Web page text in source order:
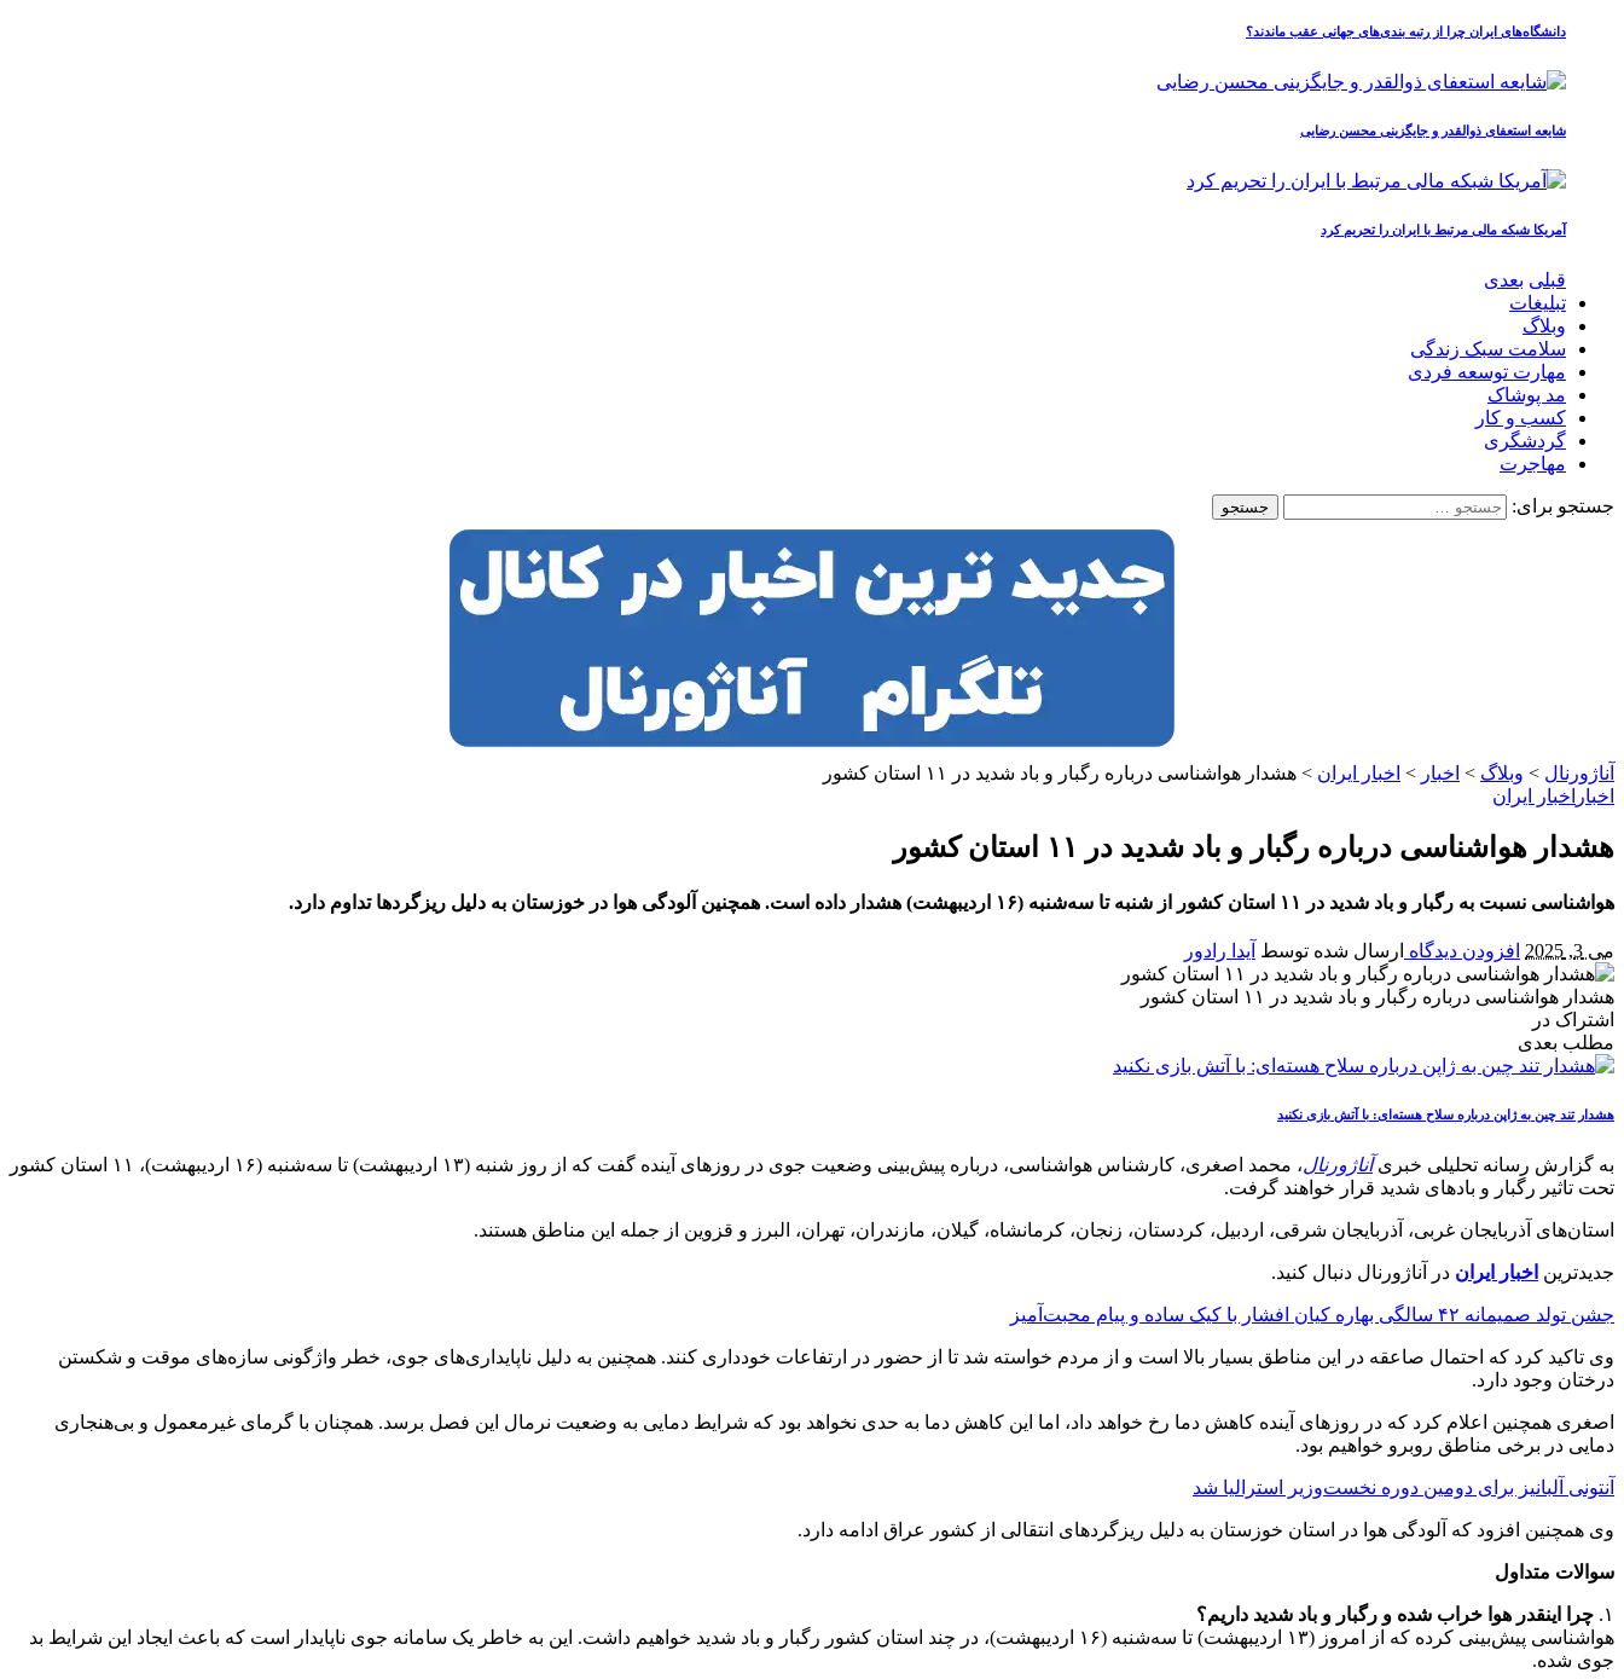
دانشگاه‌های ایران چرا از رتبه‌ بندی‌های جهانی عقب ماندند؟
شایعه استعفای ذوالقدر و جایگزینی محسن رضایی
آمریکا شبکه مالی مرتبط با ایران را تحریم کرد
قبلی بعدی
تبلیغات
وبلاگ
سلامت سبک زندگی
مهارت توسعه فردی
مد پوشاک
کسب و کار
گردشگری
مهاجرت
جستجو برای:
آناژورنال > وبلاگ > اخبار > اخبار ایران > هشدار هواشناسی درباره رگبار و باد شدید در ۱۱ استان کشور
اخبار اخبار ایران
هشدار هواشناسی درباره رگبار و باد شدید در ۱۱ استان کشور
هواشناسی نسبت به رگبار و باد شدید در ۱۱ استان کشور از شنبه تا سه‌شنبه (۱۶ اردیبهشت) هشدار داده است. همچنین آلودگی هوا در خوزستان به دلیل ریزگردها تداوم دارد.
می 3, 2025 افزودن دیدگاه ارسال شده توسط آیدا رادور
هشدار هواشناسی درباره رگبار و باد شدید در ۱۱ استان کشور
اشتراک در
مطلب بعدی
هشدار تند چین به ژاپن درباره سلاح هسته‌ای: با آتش بازی نکنید
به گزارش رسانه تحلیلی خبریآناژورنال
، محمد اصغری، کارشناس هواشناسی، درباره پیش‌بینی وضعیت جوی در روزهای آینده گفت که از روز شنبه (۱۳ اردیبهشت) تا سه‌شنبه (۱۶ اردیبهشت)، ۱۱ استان کشور
تحت تاثیر رگبار و بادهای شدید قرار خواهند گرفت.
استان‌های آذربایجان غربی، آذربایجان شرقی، اردبیل، کردستان، زنجان، کرمانشاه، گیلان، مازندران، تهران، البرز و قزوین از جمله این مناطق هستند.
جدیدترین اخبار ایران در آناژورنال دنبال کنید.
جشن تولد صمیمانه ۴۲ سالگی بهاره کیان افشار با کیک ساده و پیام محبت‌آمیز
وی تاکید کرد که احتمال صاعقه در این مناطق بسیار بالا است و از مردم خواسته شد تا از حضور در ارتفاعات خودداری کنند. همچنین به دلیل ناپایداری‌های جوی، خطر واژگونی سازه‌های موقت و شکستن
درختان وجود دارد.
اصغری همچنین اعلام کرد که در روزهای آینده کاهش دما رخ خواهد داد، اما این کاهش دما به حدی نخواهد بود که شرایط دمایی به وضعیت نرمال این فصل برسد. همچنان با گرمای غیرمعمول و بی‌هنجاری
دمایی در برخی مناطق روبرو خواهیم بود.
آنتونی آلبانیز برای دومین دوره نخست‌وزیر استرالیا شد
وی همچنین افزود که آلودگی هوا در استان خوزستان به دلیل ریزگردهای انتقالی از کشور عراق ادامه دارد.
سوالات متداول
۱. چرا اینقدر هوا خراب شده و رگبار و باد شدید داریم؟
هواشناسی پیش‌بینی کرده که از امروز (۱۳ اردیبهشت) تا سه‌شنبه (۱۶ اردیبهشت)، در چند استان کشور رگبار و باد شدید خواهیم داشت. این به خاطر یک سامانه جوی ناپایدار است که باعث ایجاد این شرایط بد
جوی شده.